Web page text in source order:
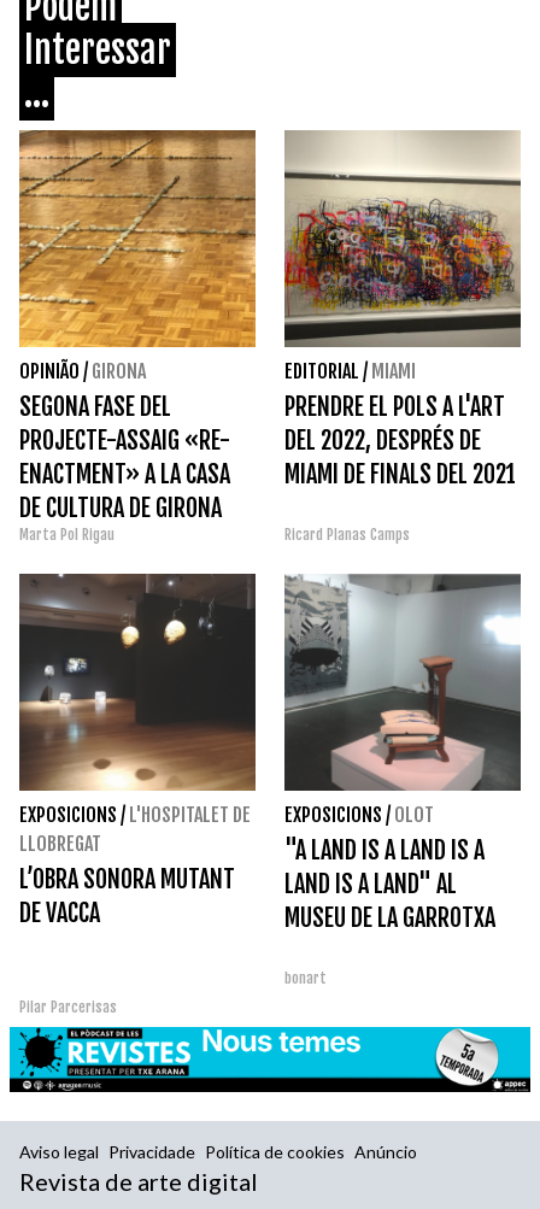
Interessar
...
OPINIÃO / GIRONA
SEGONA FASE DEL
PROJECTE-ASSAIG «RE-
ENACTMENT» A LA CASA
DE CULTURA DE GIRONA
Marta Pol Rigau
EDITORIAL / MIAMI
PRENDRE EL POLS A L'ART
DEL 2022, DESPRÉS DE
MIAMI DE FINALS DEL 2021
Ricard Planas Camps
EXPOSICIONS / L'HOSPITALET DE
LLOBREGAT
L’OBRA SONORA MUTANT
DE VACCA
Pilar Parcerisas
EXPOSICIONS / OLOT
"A LAND IS A LAND IS A
LAND IS A LAND" AL
MUSEU DE LA GARROTXA
bonart
Aviso legal Privacidade Política de cookies Anúncio
Revista de arte digital